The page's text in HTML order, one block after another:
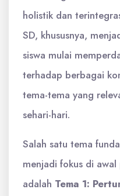
holistik dan
SD, khususnya,
siswa mulai
terhadap berbagai
tema-tema yang
sehari-hari.
Salah satu tema
menjadi fokus di
adalah Tema 1: